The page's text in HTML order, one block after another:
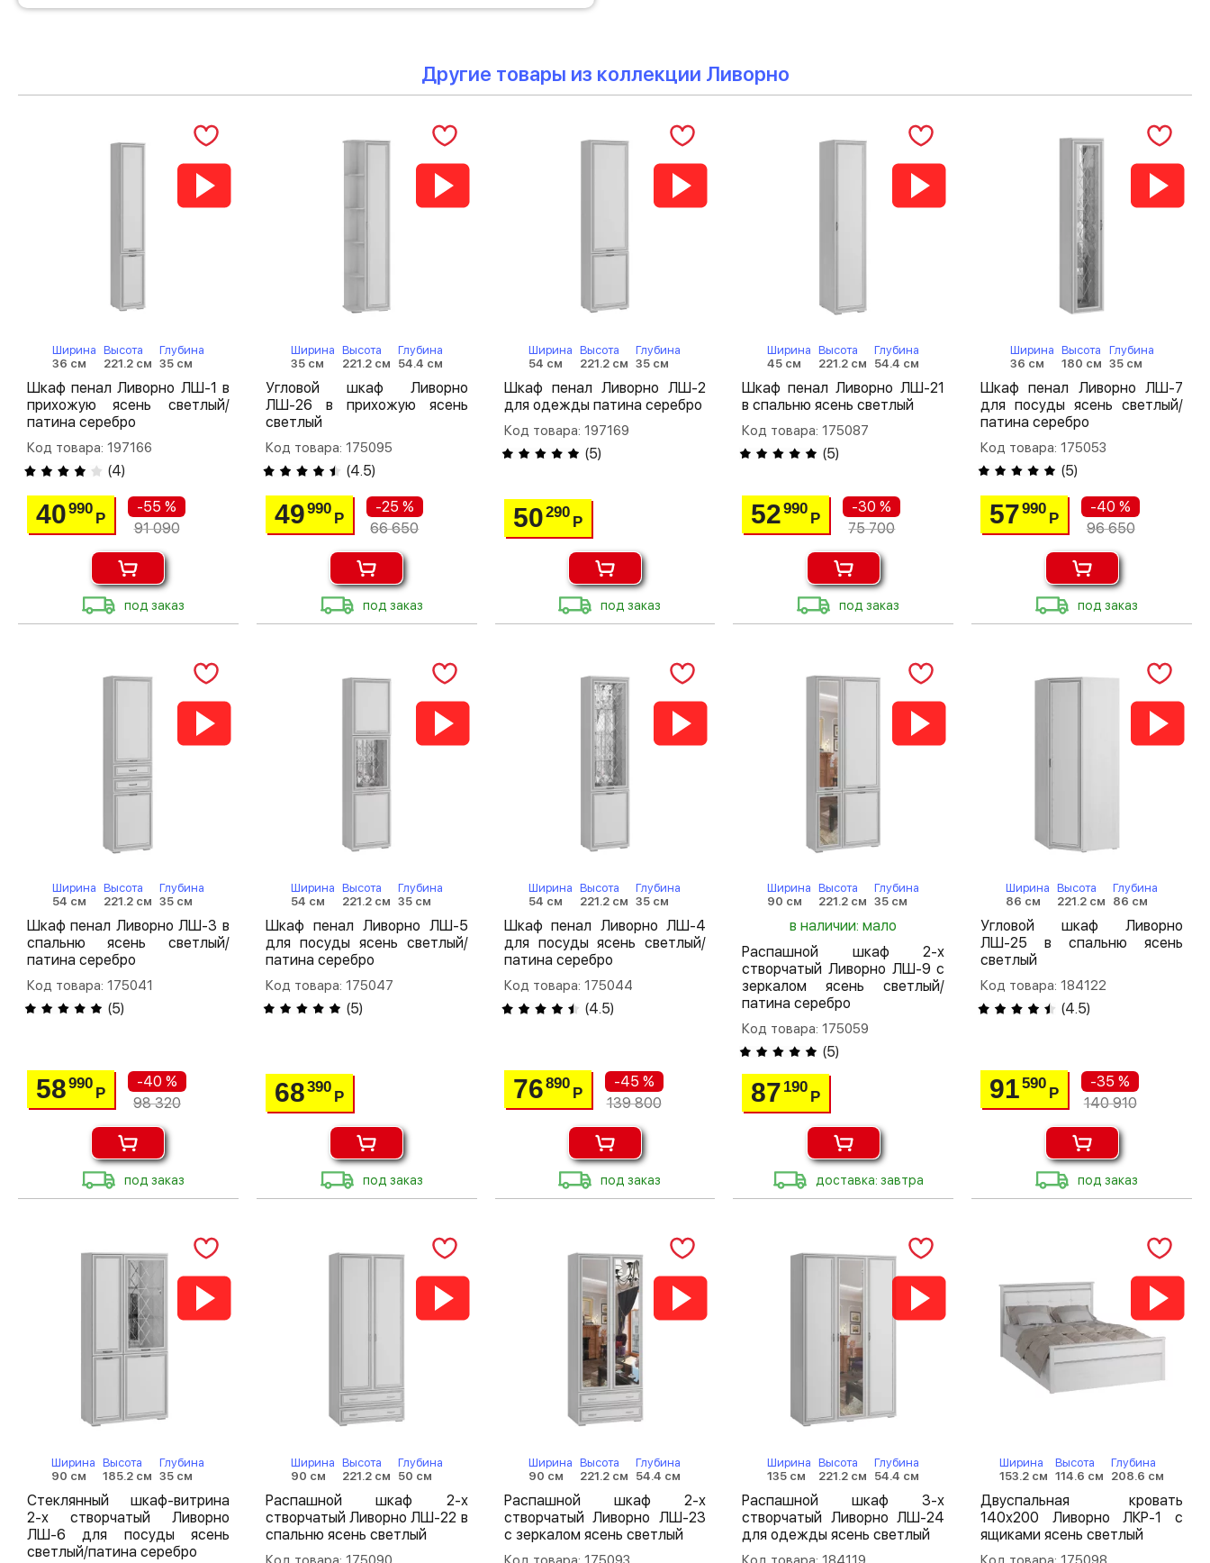
Другие товары из коллекции Ливорно
Ширина
36 см
Высота
221.2 см
Глубина
35 см
Шкаф пенал Ливорно ЛШ-1 в
прихожую ясень светлый/
патина серебро
Код товара: 197166
(4)
40990
Р
-55 %
91 090
под заказ
Ширина
35 см
Высота
221.2 см
Глубина
54.4 см
Угловой шкаф Ливорно
ЛШ-26 в прихожую ясень
светлый
Код товара: 175095
(4.5)
49990
Р
-25 %
66 650
под заказ
Ширина
54 см
Высота
221.2 см
Глубина
35 см
Шкаф пенал Ливорно ЛШ-2
для одежды патина серебро
Код товара: 197169
(5)
50290
Р
под заказ
Ширина
45 см
Высота
221.2 см
Глубина
54.4 см
Шкаф пенал Ливорно ЛШ-21
в спальню ясень светлый
Код товара: 175087
(5)
52990
Р
-30 %
75 700
под заказ
Ширина
36 см
Высота
180 см
Глубина
35 см
Шкаф пенал Ливорно ЛШ-7
для посуды ясень светлый/
патина серебро
Код товара: 175053
(5)
57990
Р
-40 %
96 650
под заказ
Ширина
54 см
Высота
221.2 см
Глубина
35 см
Шкаф пенал Ливорно ЛШ-3 в
спальню ясень светлый/
патина серебро
Код товара: 175041
(5)
58990
Р
-40 %
98 320
под заказ
Ширина
54 см
Высота
221.2 см
Глубина
35 см
Шкаф пенал Ливорно ЛШ-5
для посуды ясень светлый/
патина серебро
Код товара: 175047
(5)
68390
Р
под заказ
Ширина
54 см
Высота
221.2 см
Глубина
35 см
Шкаф пенал Ливорно ЛШ-4
для посуды ясень светлый/
патина серебро
Код товара: 175044
(4.5)
76890
Р
-45 %
139 800
под заказ
Ширина
90 см
Высота
221.2 см
Глубина
35 см
в наличии: мало
Распашной шкаф 2-х
створчатый Ливорно ЛШ-9 с
зеркалом ясень светлый/
патина серебро
Код товара: 175059
(5)
87 190
Р
доставка: завтра
Ширина
86 см
Высота
221.2 см
Глубина
86 см
Угловой шкаф Ливорно
ЛШ-25 в спальню ясень
светлый
Код товара: 184122
(4.5)
91590
Р
-35 %
140 910
под заказ
Ширина
90 см
Высота
185.2 см
Глубина
35 см
Стеклянный шкаф-витрина
2-х створчатый Ливорно
ЛШ-6 для посуды ясень
светлый/патина серебро
Ширина
90 см
Высота
221.2 см
Глубина
50 см
Распашной шкаф 2-х
створчатый Ливорно ЛШ-22 в
спальню ясень светлый
Ширина
90 см
Высота
221.2 см
Глубина
54.4 см
Распашной шкаф 2-х
створчатый Ливорно ЛШ-23
с зеркалом ясень светлый
Ширина
135 см
Высота
221.2 см
Глубина
54.4 см
Распашной шкаф 3-х
створчатый Ливорно ЛШ-24
для одежды ясень светлый
Ширина
153.2 см
Высота
114.6 см
Глубина
208.6 см
Двуспальная кровать
140х200 Ливорно ЛКР-1 с
ящиками ясень светлый